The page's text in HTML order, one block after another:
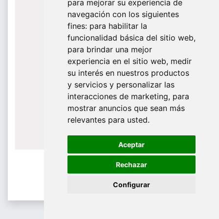
para mejorar su experiencia de
navegación con los siguientes
fines: para habilitar la
funcionalidad básica del sitio web,
para brindar una mejor
experiencia en el sitio web, medir
su interés en nuestros productos
y servicios y personalizar las
interacciones de marketing, para
mostrar anuncios que sean más
relevantes para usted.
Aceptar
Rechazar
Configurar
De domingo a Viernes
¿Te ayudamos?
688 097 373​
info@tridecor.net
Contáctanos